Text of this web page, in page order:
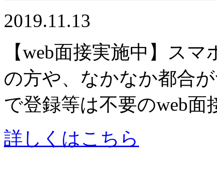
2019.11.13
【web面接実施中】ス
の方や、なかなか都合
で登録等は不要のweb
詳しくはこちら